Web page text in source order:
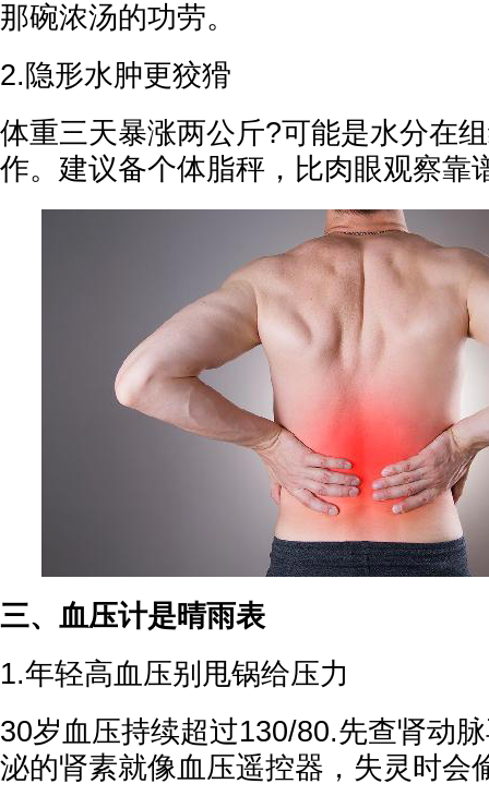
那碗浓汤的功劳。
2.隐形水肿更狡猾
体重三天暴涨两公斤?可能是水分在
作。建议备个体脂秤，比肉眼观察靠
三、血压计是晴雨表
1.年轻高血压别甩锅给压力
30岁血压持续超过130/80.先查肾动
泌的肾素就像血压遥控器，失灵时会